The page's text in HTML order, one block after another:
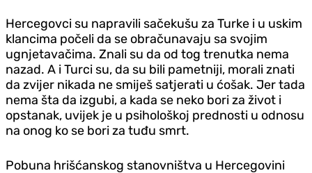
Hercegovci su napravili sačekušu za Turke i u uskim
klancima počeli da se obračunavaju sa svojim
ugnjetavačima. Znali su da od tog trenutka nema
nazad. A i Turci su, da su bili pametniji, morali znati
da zvijer nikada ne smiješ satjerati u ćošak. Jer tada
nema šta da izgubi, a kada se neko bori za život i
opstanak, uvijek je u psihološkoj prednosti u odnosu
na onog ko se bori za tuđu smrt.
Pobuna hrišćanskog stanovništva u Hercegovini